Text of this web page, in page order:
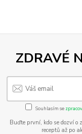
ZDRAVÉ
Souhlasím se
Buďte první, kdo se dozví
receptů až po